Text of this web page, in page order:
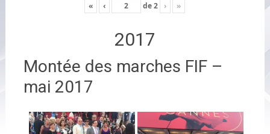
« ‹ de2 › »
2017
Montée des marches FIF –
mai 2017